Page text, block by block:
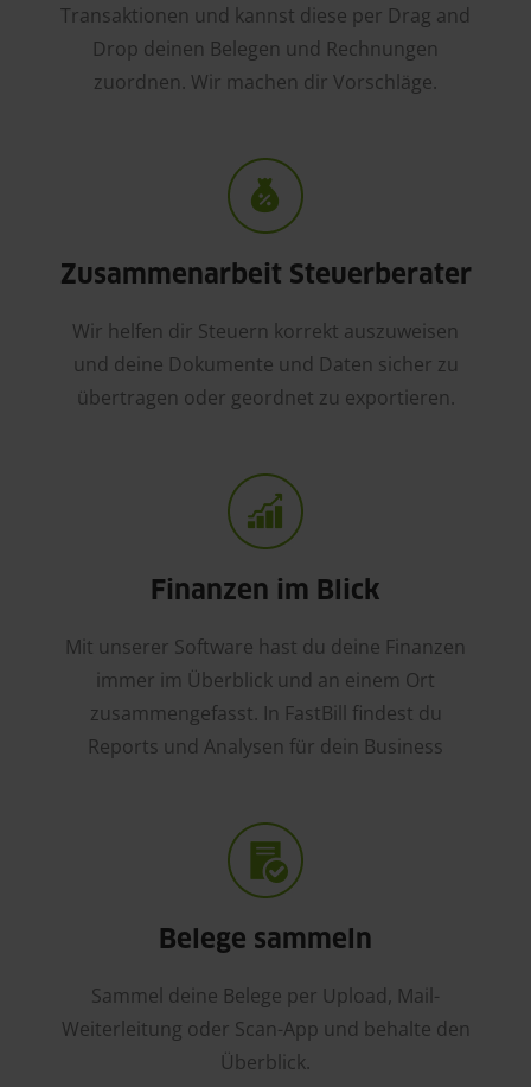
Transaktionen und kannst diese per Drag and
Drop deinen Belegen und Rechnungen
zuordnen. Wir machen dir Vorschläge.
Zusammenarbeit Steuerberater
Wir helfen dir Steuern korrekt auszuweisen
und deine Dokumente und Daten sicher zu
übertragen oder geordnet zu exportieren.
Finanzen im Blick
Mit unserer Software hast du deine Finanzen
immer im Überblick und an einem Ort
zusammengefasst. In FastBill findest du
Reports und Analysen für dein Business
Belege sammeln
Sammel deine Belege per Upload, Mail-
Weiterleitung oder Scan-App und behalte den
Überblick.